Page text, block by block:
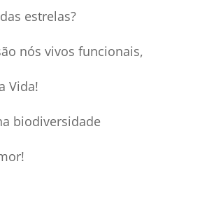
estrelas?
nós vivos funcionais,
Vida!
biodiversidade